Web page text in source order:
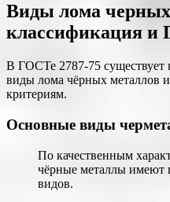
Виды лома
классификация
В ГОСТе 2787-75 существует
виды лома чёрных металлов
критериям.
Основные виды
По качественным
чёрные металлы имеют
видов.